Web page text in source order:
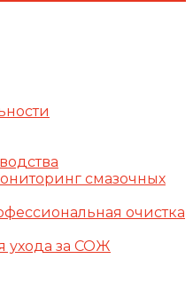
смазочных
очистка
ухода за СОЖ